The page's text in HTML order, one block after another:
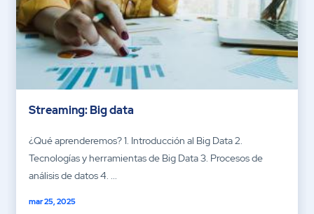
Streaming: Big data
¿Qué aprenderemos? 1. Introducción al Big Data 2.
Tecnologías y herramientas de Big Data 3. Procesos de
análisis de datos 4. ...
mar 25, 2025